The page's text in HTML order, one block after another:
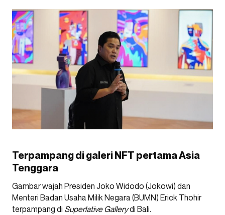
Terpampang di galeri NFT pertama Asia
Tenggara
Gambar wajah Presiden Joko Widodo (Jokowi) dan
Menteri Badan Usaha Milik Negara (BUMN) Erick Thohir
terpampang di Superlative Gallerydi Bali.